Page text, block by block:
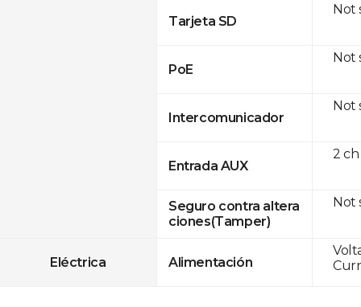
Tarjeta SD
PoE
Intercomunicador
Entrada AUX
Seguro contra altera
ciones(Tamper)
Eléctrica Alimentación
Not
Not
Not
2
Not